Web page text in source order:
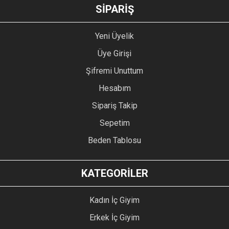
GÖNDER
SİPARİŞ
Yeni Üyelik
Üye Girişi
Şifremi Unuttum
Hesabım
Sipariş Takip
Sepetim
Beden Tablosu
KATEGORİLER
Kadın İç Giyim
Erkek İç Giyim